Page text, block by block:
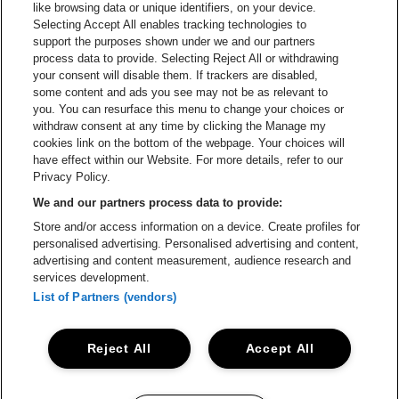
Ga naar de website van Coca-Cola
Ga naar de website van
Ga naar
Ga naar de website van Champagne
Ga naar de website
Ga naar de website van Het
Ga naar de
Lotto Arena is een deel vanbe•at
Lotto Arena
Be-At Venues
Schijnpoortweg 119, 2170 Antwerpen
BTW (BE) 0461.051.688 - RPR Antwerpen
BNP Paribas Fortis - IBAN: BE93 2200 4925 0067 - BIC:
GEBABEBB
ProclaimerCookiesManage my cookiesPrivacy
like browsing data or unique identifiers, on your device.
Selecting Accept All enables tracking technologies to
support the purposes shown under we and our partners
process data to provide. Selecting Reject All or withdrawing
your consent will disable them. If trackers are disabled,
some content and ads you see may not be as relevant to
you. You can resurface this menu to change your choices or
withdraw consent at any time by clicking the Manage my
cookies link on the bottom of the webpage. Your choices will
have effect within our Website. For more details, refer to our
Privacy Policy.
We and our partners process data to provide:
Store and/or access information on a device. Create profiles for
personalised advertising. Personalised advertising and content,
advertising and content measurement, audience research and
services development.
List of Partners (vendors)
Accept All
Reject All